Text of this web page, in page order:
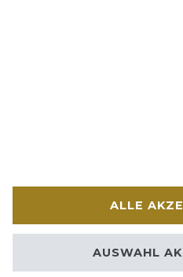
ALLE
AUSWAHL